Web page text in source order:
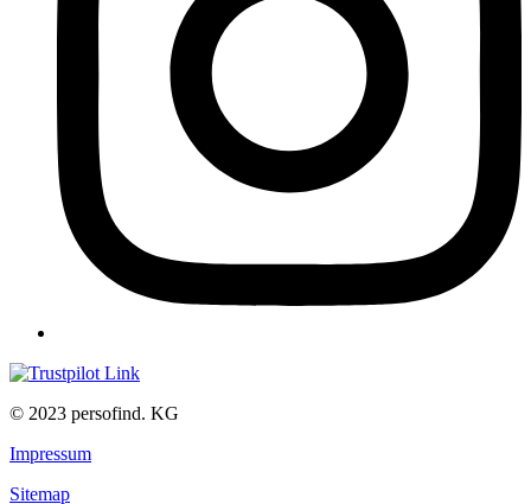
© 2023 persofind. KG
Impressum
Sitemap